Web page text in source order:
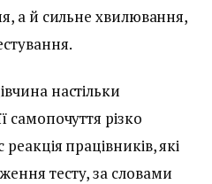
а й сильне хвилювання,
настільки
самопочуття різко
працівників, які
тесту, за словами